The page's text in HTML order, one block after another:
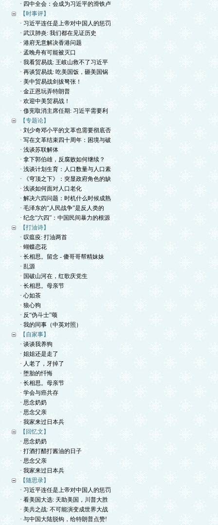
· 四中全会：会成为习近平的滑铁卢
【时事评】
· 习近平连任是上帝对中国人的惩罚
· 武汉肺炎: 我们都在见证历史
· 港府无意解决香港问题
· 孟晚舟有可能被灭口
· 我看贸易战: 王岐山救不了习近平
· 再谈贸易战: 吃美国饭，砸美国锅
· 美中贸易战剑拔弩张！
· 金正恩玩弄特朗普
· 欢迎中美贸易战！
· 俢宪取消主席任期: 习近平需要利
【专题论】
· 刘少奇邓小平的文革也需要彻底否
· 写在文革结束四十周年：困境与破
· 浅谈苏联解体
· 拿下郭伯雄，反腐败如何继续？
· 浅谈计划生育：人口数量与人口素
· 《穹顶之下》：突显政府角色的缺
· 浅谈如何面对人口老化
· 解决六四问题：时机什么时候成熟
· 毛泽东的“人民战争”是反人类的
· 纪念“六四”：中国民间暴力的根源
【打油诗】
· 叹瘟疫: 打油两首
· 蝴蝶恋花
· 长相思。留念 - 傻哥哥帮精妹妹
· 乱源
· 国破山河在，红歌庆党生
· 长相思。母亲节
· 心如茶
· 狼心狗
· 反“伪斗士”颂
· 我的同事（中英对照）
【自家事】
· 谈谈我养狗
· 姐姐还是走了
· 人老了，牙掉了
· 堕胎的忏悔
· 长相思。母亲节
· 学会与癌共存
· 思念奶奶
· 思念父亲
· 我家来过日本兵
【回忆文】
· 思念奶奶
· 打酒打醋打酱油的日子
· 思念父亲
· 我家来过日本兵
【随思录】
· 习近平连任是上帝对中国人的惩罚
· 看美国大选: 天助美国，川普大胜
· 美共之战: 不可能演变成世界大战
· 与中国大陆脱钩，给特朗普点赞!